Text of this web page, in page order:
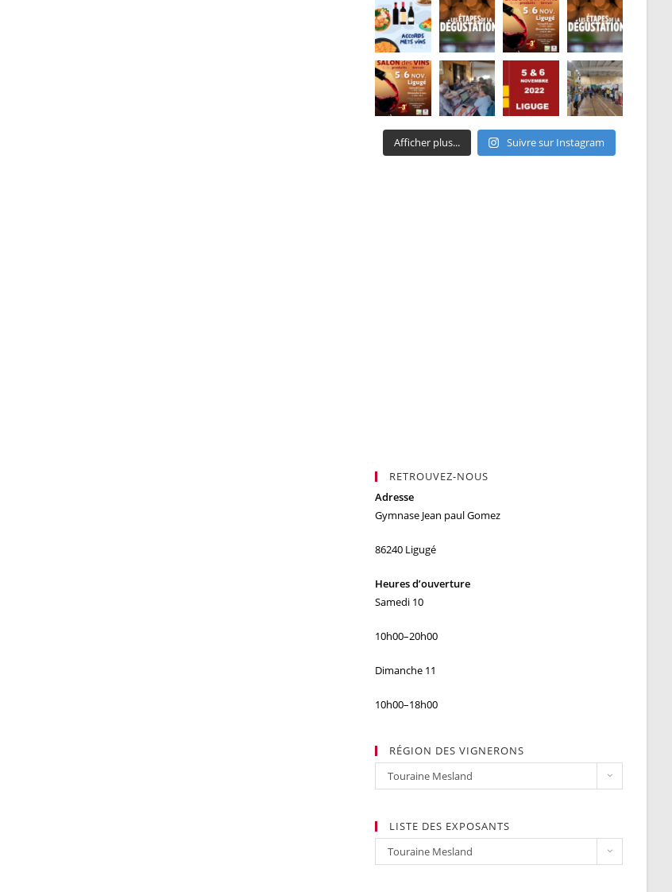
Afficher plus... Suivre sur Instagram
RETROUVEZ-NOUS
Adresse
Gymnase Jean paul Gomez
86240 Ligugé
Heures d’ouverture
Samedi 10
10h00–20h00
Dimanche 11
10h00–18h00
RÉGION DES VIGNERONS
Région
des
Touraine Mesland
LISTE DES EXPOSANTS
LIste
des
Touraine Mesland